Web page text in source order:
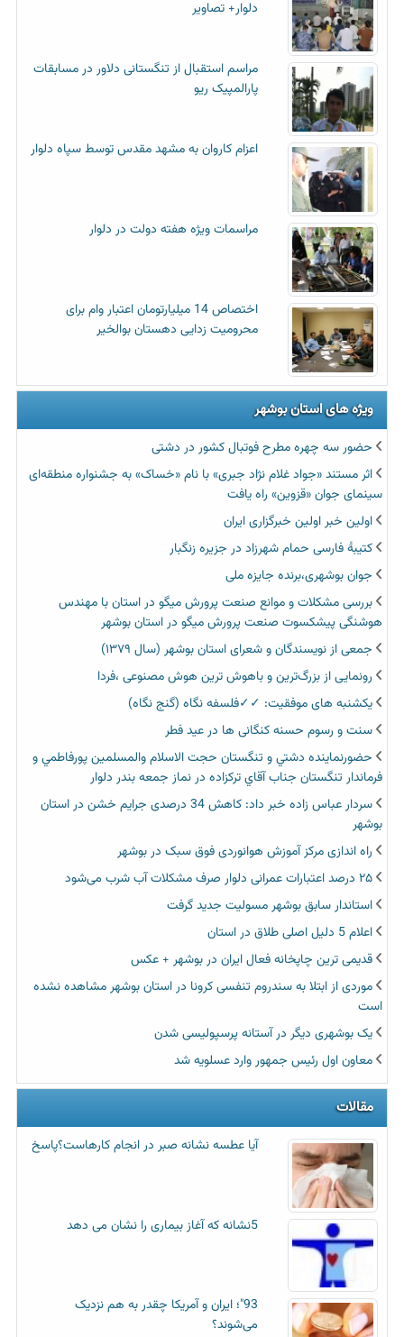
دلوار+ تصاویر
مراسم استقبال از تنگستانی دلاور در مسابقات
پارالمپیک ریو
اعزام کاروان به مشهد مقدس توسط سپاه دلوار
مراسمات ویژه هفته دولت در دلوار
اختصاص 14 میلیارتومان اعتبار وام برای
محرومیت زدایی دهستان بوالخیر
ویژه های استان بوشهر
حضور سه چهره مطرح فوتبال کشور در دشتی
اثر مستند «جواد غلام نژاد جبری» با نام «خساک» به جشنواره منطقه‌ای
سینمای جوان «قزوین» راه یافت
اولین خبر اولین خبرگزاری ایران‏
کتیبۀ فارسی حمام شهرزاد در جزیره زنگبار
جوان بوشهری،برنده جایزه ملی
بررسی مشکلات و موانع صنعت پرورش میگو در استان با مهندس
هوشنگی پیشکسوت صنعت پرورش میگو در استان بوشهر
جمعی از نویسندگان و شعرای استان بوشهر (سال ۱۳۷۹)
رونمایی از بزرگ‌ترین و باهوش ترین هوش مصنوعی ،فردا
یکشنبه های موفقیت: ✓✓فلسفه نگاه (گنج نگاه)
سنت و رسوم حسنه کنگانی ها در عید فطر
حضورنماينده دشتي و تنگستان حجت الاسلام والمسلمين پورفاطمي و
فرماندار تنگستان جناب آقاي تركزاده در نماز جمعه بندر دلوار
سردار عباس زاده خبر داد: کاهش 34 درصدی جرایم خشن در استان
بوشهر
راه اندازی مرکز آموزش هوانوردی فوق سبک در بوشهر
۲۵ درصد اعتبارات عمرانی دلوار صرف مشکلات آب شرب می‌شود
استاندار سابق بوشهر مسولیت جدید گرفت
اعلام 5 دلیل اصلی طلاق در استان
قدیمی ترین چاپخانه فعال ایران در بوشهر + عکس
موردی از ابتلا به سندروم تنفسی کرونا در استان بوشهر مشاهده نشده
است
یک بوشهری دیگر در آستانه پرسپولیسی شدن
معاون اول رئیس جمهور وارد عسلویه شد
مقالات
آیا عطسه‌ نشانه صبر در انجام کارهاست؟پاسخ
5نشانه که آغاز بیماری را نشان می دهد
93"؛ ایران و آمریکا چقدر به هم نزدیک
می‌شوند؟